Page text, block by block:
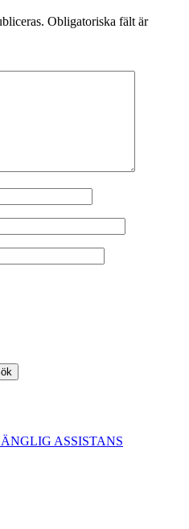
Obligatoriska fält är
ASSISTANS